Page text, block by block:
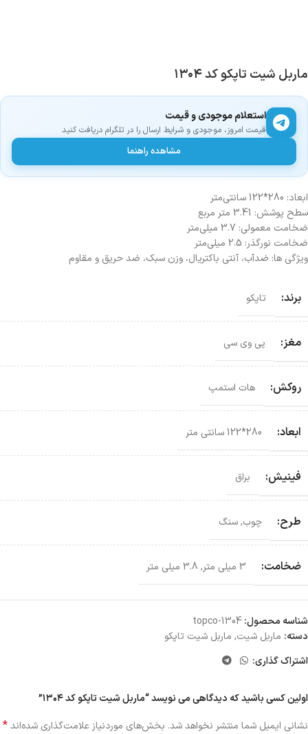
ماربل شیت تاپکو کد ۱۳۰۴
استعلام موجودی و قیمت
قیمت امروز، موجودی و شرایط ارسال را در تلگرام دریافت کنید
مشاهده راهنما
ابعاد: 280*122 سانتی‌متر
سطح پوشش: 3.41 متر مربع
ضخامت معمولی: 3.7 میلی‌متر
ضخامت نورگذر: 2.5 میلی‌متر
ویژگی ها: ضدآب، آنتی باکتریال، وزن سبک، ضد حریق و مقاوم
برند: تاپکو
مغز: پی وی سی
روکش: هات استمپ
ابعاد: 280*122 سانتی‌ متر
فینیش: براق
طرح: چوب,سنگ
ضخامت: 3 میلی متر , 3.8 میلی متر
شناسه محصول:topco-1304
دسته: ماربل شیت, ماربل شیت تاپکو
اشتراک گذاری:
اولین کسی باشید که دیدگاهی می نویسد “ماربل شیت تاپکو کد ۱۳۰۴”
نشانی ایمیل شما منتشر نخواهد شد. بخش‌های موردنیاز علامت‌گذاری شده‌اند*